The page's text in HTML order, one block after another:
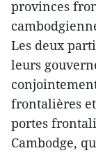
provinces
Les deux
leurs
frontalières
portes
Cambodge,